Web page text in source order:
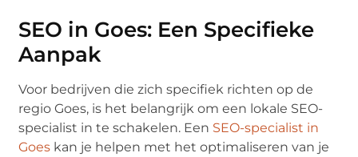
SEO in Goes: Een Specifieke
Aanpak
Voor bedrijven die zich specifiek richten op de
regio Goes, is het belangrijk om een lokale SEO-
specialist in te schakelen. Een SEO-specialist in
Goes kan je helpen met het optimaliseren van je